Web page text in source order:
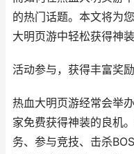
的热门话题。本文将为
大明页游中轻松获得神
活动参与，获得丰富奖励
热血大明页游经常会举
家免费获得神装的良机
务、参与竞技、击杀